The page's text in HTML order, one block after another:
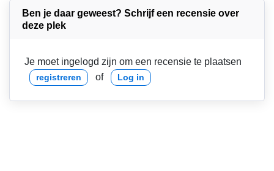
Ben je daar geweest? Schrijf een recensie over
deze plek
Je moet ingelogd zijn om een recensie te plaatsen
registreren of Log in